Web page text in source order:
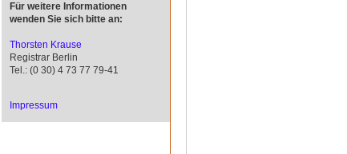
Für weitere Informationen
wenden Sie sich bitte an:
Thorsten Krause
Registrar Berlin
Tel.: (0 30) 4 73 77 79-41
Impressum